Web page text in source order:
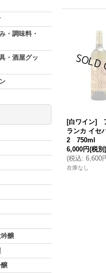
・調味料・
・酒屋グッ
醸
醸
[白ワイン]
ランカ イセ
2 750ml
6,000円(税別)
(税込: 6,600
在庫なし